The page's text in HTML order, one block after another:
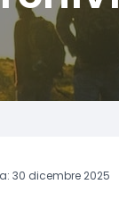
30 dicembre 2025